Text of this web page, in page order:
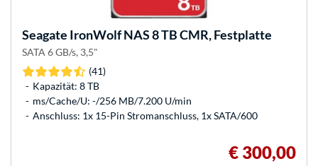
Seagate IronWolf NAS 8 TB CMR, Festplatte
SATA 6 GB/s, 3,5"
(41)
Kapazität: 8 TB
ms/Cache/U: -/256 MB/7.200 U/min
Anschluss: 1x 15-Pin Stromanschluss, 1x SATA/600
€ 300,00